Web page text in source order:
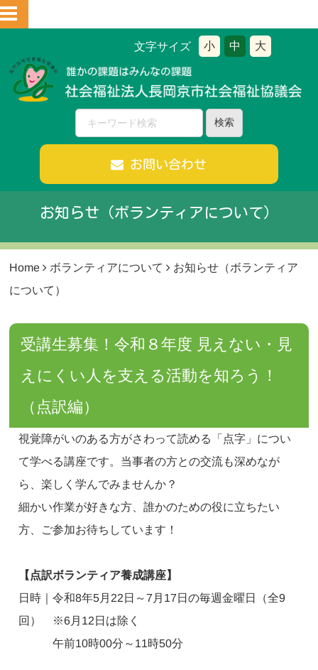
文字サイズ 小 中 大
お問い合わせ
お知らせ（ボランティアについて）
Home ボランティアについて お知らせ（ボランティア
について）
受講生募集！令和８年度 見えない・見
えにくい人を支える活動を知ろう！
（点訳編）
視覚障がいのある方がさわって読める「点字」につい
て学べる講座です。当事者の方との交流も深めなが
ら、楽しく学んでみませんか？
細かい作業が好きな方、誰かのための役に立ちたい
方、ご参加お待ちしています！
【点訳ボランティア養成講座】
日時｜令和8年5月22日～7月17日の毎週金曜日（全9
回） ※6月12日は除く
午前10時00分～11時50分